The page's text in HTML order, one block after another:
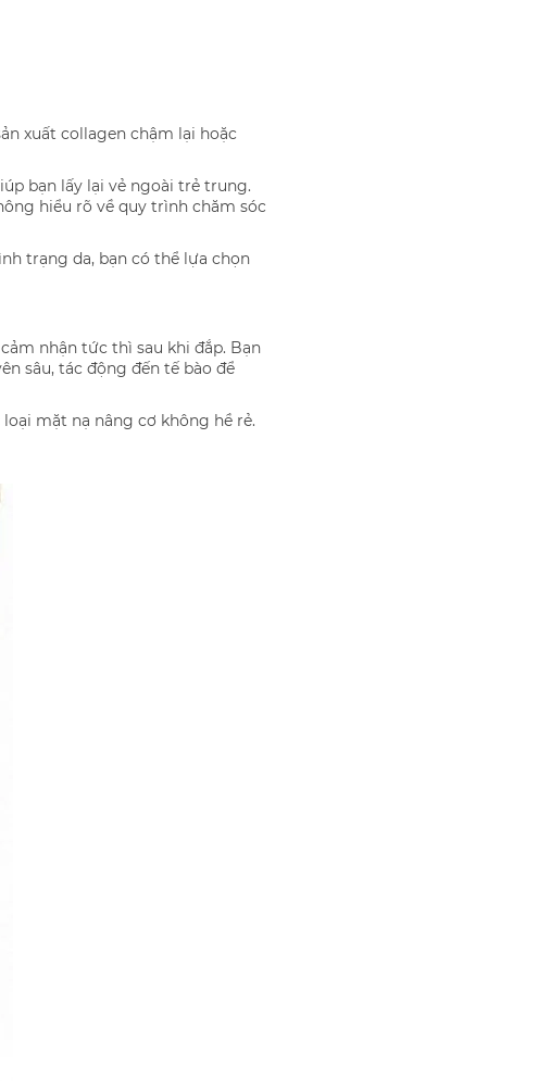
xuất collagen chậm lại hoặc
bạn lấy lại vẻ ngoài trẻ trung.
hiểu rõ về quy trình chăm sóc
trạng da, bạn có thể lựa chọn
nhận tức thì sau khi đắp. Bạn
sâu, tác động đến tế bào để
mặt nạ nâng cơ không hề rẻ.